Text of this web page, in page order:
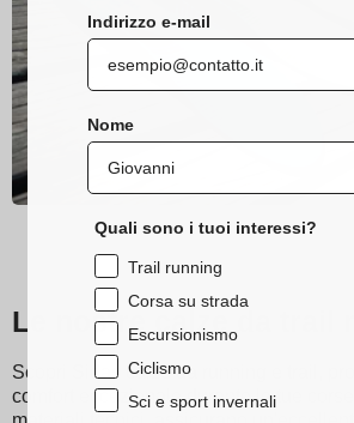
Le nostre calze da trail
Scopri Sidas calze da running e trail,
comfort eccezionale durante le tue
Indirizzo e-mail
Nome
Quali sono i tuoi interessi?
Trail running
Corsa su strada
Escursionismo
Ciclismo
Sci e sport invernali